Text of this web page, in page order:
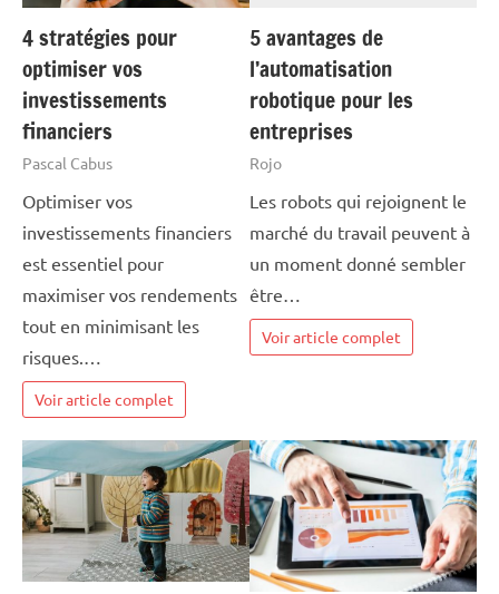
4 stratégies pour
optimiser vos
investissements
financiers
Pascal Cabus
Optimiser vos
investissements financiers
est essentiel pour
maximiser vos rendements
tout en minimisant les
risques.…
Voir article complet
5 avantages de
l’automatisation
robotique pour les
entreprises
Rojo
Les robots qui rejoignent le
marché du travail peuvent à
un moment donné sembler
être…
Voir article complet